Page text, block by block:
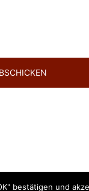
bestätigen und